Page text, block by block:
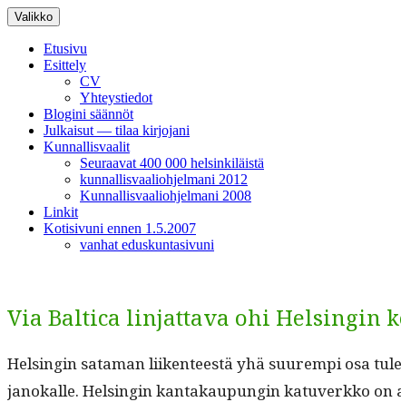
Siirry
sisältöön
Valikko
Etusivu
Esittely
CV
Yhteystiedot
Blogini säännöt
Julkaisut — tilaa kirjojani
Kunnallisvaalit
Seuraavat 400 000 helsinkiläistä
kunnallisvaaliohjelmani 2012
Kunnallisvaaliohjelmani 2008
Linkit
Kotisivuni ennen 1.5.2007
vanhat eduskuntasivuni
Via Baltica linjattava ohi Helsingin
Helsin­gin sata­man liiken­teestä yhä suurem­pi osa
janokalle. Helsin­gin kan­takaupun­gin katu­verkko on